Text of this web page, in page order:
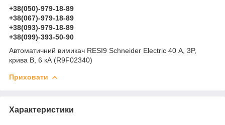
+38(050)-979-18-89
+38(067)-979-18-89
+38(093)-979-18-89
+38(099)-393-50-90
Автоматичний вимикач RESI9 Schneider Electric 40 А, 3P,
крива В, 6 кА (R9F02340)
Приховати
Характеристики